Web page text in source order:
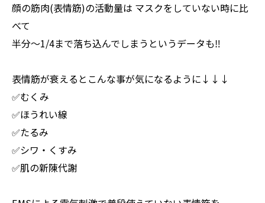
顔の筋肉(表情筋)の活動量は マスクをしていない時に比
べて
半分〜1/4まで落ち込んでしまうというデータも‼️
表情筋が衰えるとこんな事が気になるように↓↓↓
✅むくみ
✅ほうれい線
✅たるみ
✅シワ・くすみ
✅肌の新陳代謝